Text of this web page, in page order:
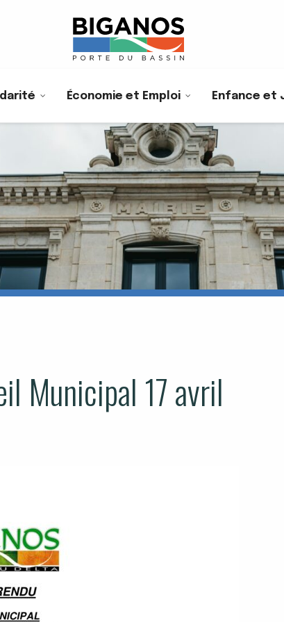
Économie et Emploi Enfance et
Municipal 17 avril